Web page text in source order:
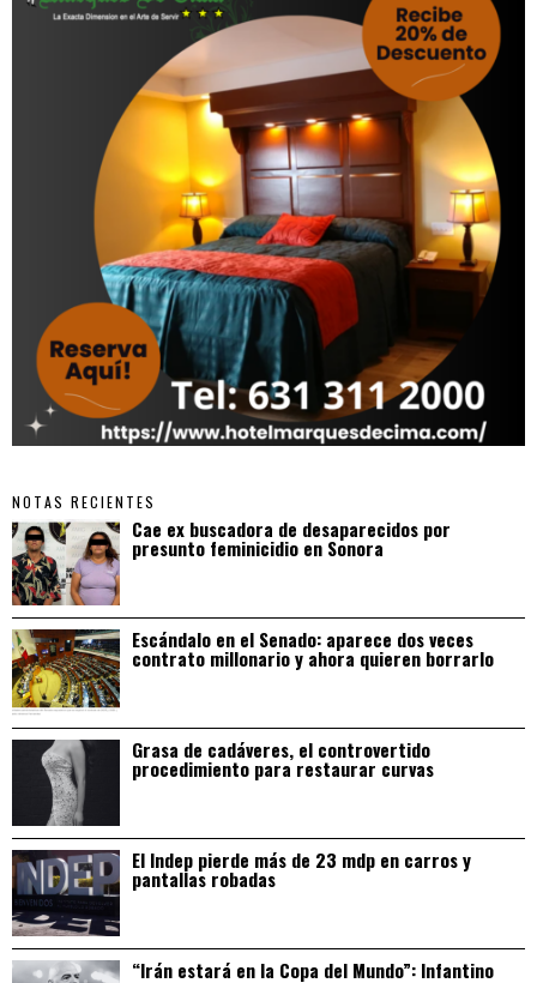
NOTAS RECIENTES
Cae ex buscadora de desaparecidos por
presunto feminicidio en Sonora
Escándalo en el Senado: aparece dos veces
contrato millonario y ahora quieren borrarlo
Grasa de cadáveres, el controvertido
procedimiento para restaurar curvas
El Indep pierde más de 23 mdp en carros y
pantallas robadas
“Irán estará en la Copa del Mundo”: Infantino